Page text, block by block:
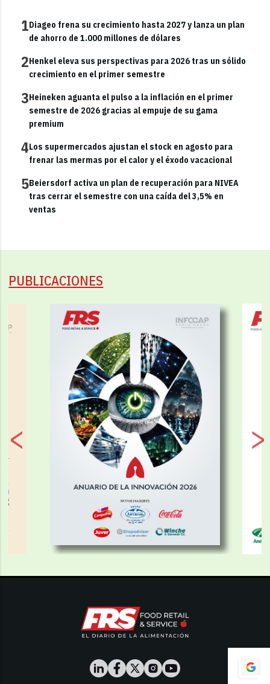
1Diageo frena su crecimiento hasta 2027 y lanza un plan
de ahorro de 1.000 millones de dólares
2Henkel eleva sus perspectivas para 2026 tras un sólido
crecimiento en el primer semestre
3Heineken aguanta el pulso a la inflación en el primer
semestre de 2026 gracias al empuje de su gama
premium
4Los supermercados ajustan el stock en agosto para
frenar las mermas por el calor y el éxodo vacacional
5Beiersdorf activa un plan de recuperación para NIVEA
tras cerrar el semestre con una caída del 3,5% en
ventas
PUBLICACIONES